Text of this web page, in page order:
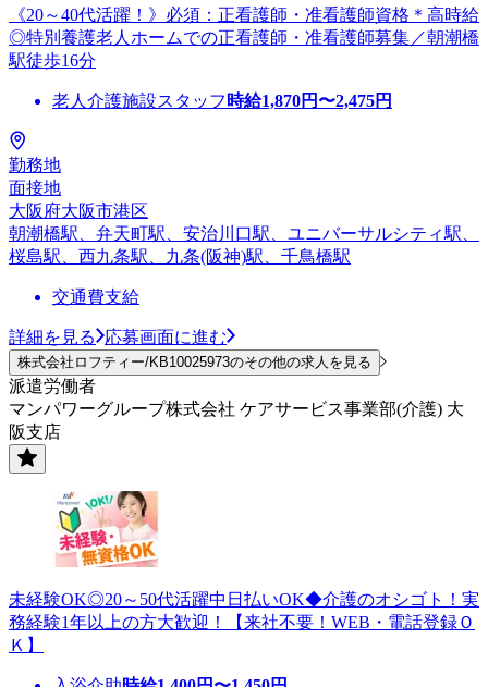
《20～40代活躍！》必須：正看護師・准看護師資格＊高時給
◎特別養護老人ホームでの正看護師・准看護師募集／朝潮橋
駅徒歩16分
老人介護施設スタッフ 時給1,870円〜2,475円
勤務地
面接地
大阪府大阪市港区
朝潮橋駅、弁天町駅、安治川口駅、ユニバーサルシティ駅、
桜島駅、西九条駅、九条(阪神)駅、千鳥橋駅
交通費支給
詳細を見る 応募画面に進む
株式会社ロフティー/KB10025973のその他の求人を見る
派遣労働者
マンパワーグループ株式会社 ケアサービス事業部(介護) 大
阪支店
未経験OK◎20～50代活躍中日払いOK◆介護のオシゴト！実
務経験1年以上の方大歓迎！【来社不要！WEB・電話登録Ｏ
Ｋ】